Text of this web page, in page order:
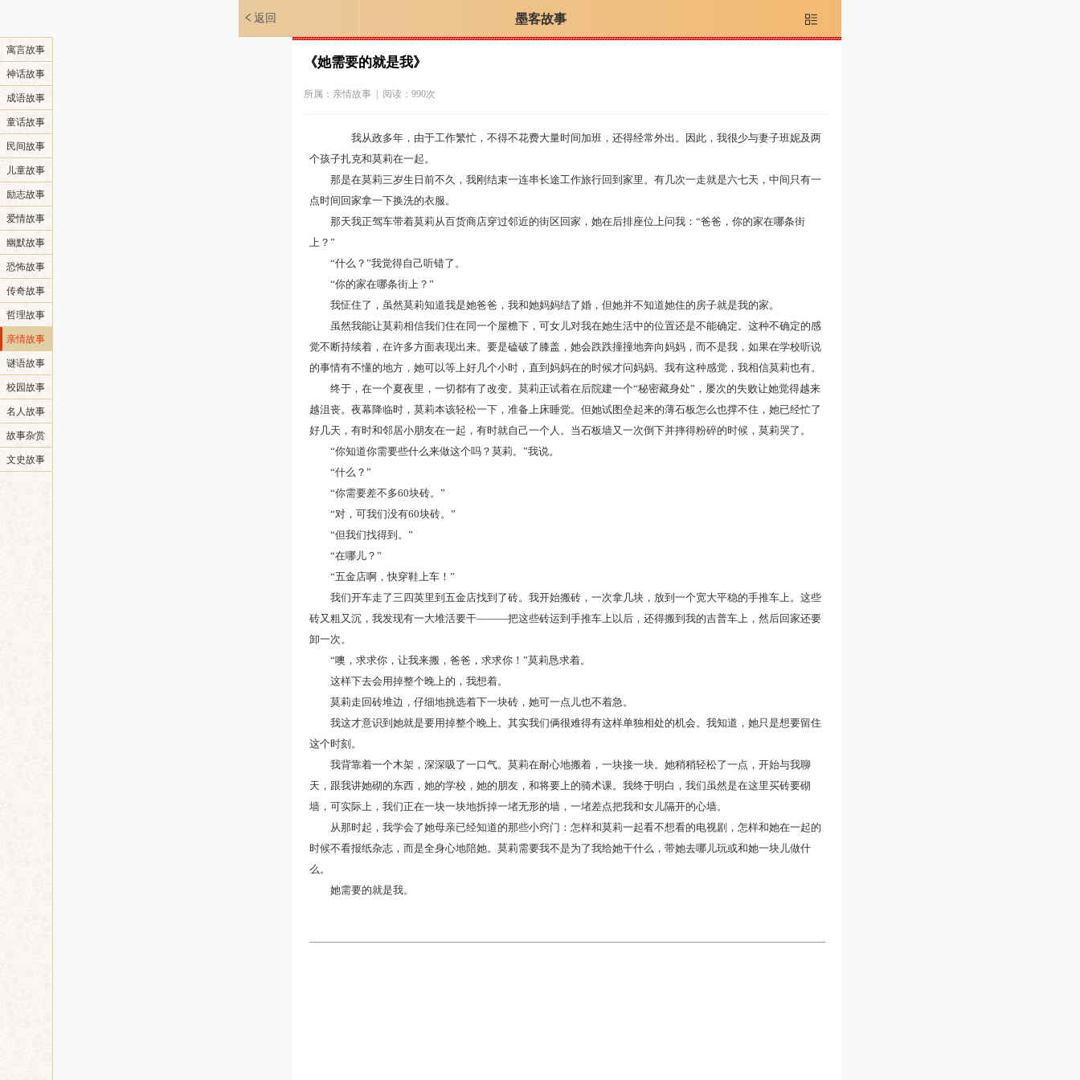
返回 墨客故事 
寓言故事
神话故事
成语故事
童话故事
民间故事
儿童故事
励志故事
爱情故事
幽默故事
恐怖故事
传奇故事
哲理故事
亲情故事
谜语故事
校园故事
名人故事
故事杂赏
文史故事
《她需要的就是我》
所属： 亲情故事| 阅读：990次
我从政多年，由于工作繁忙，不得不花费大量时间加班，还得经常外出。因此，我很少与妻子班妮及两
个孩子扎克和莫莉在一起。
那是在莫莉三岁生日前不久，我刚结束一连串长途工作旅行回到家里。有几次一走就是六七天，中间只有一
点时间回家拿一下换洗的衣服。
那天我正驾车带着莫莉从百货商店穿过邻近的街区回家，她在后排座位上问我：“爸爸，你的家在哪条街
上？”
“什么？”我觉得自己听错了。
“你的家在哪条街上？”
我怔住了，虽然莫莉知道我是她爸爸，我和她妈妈结了婚，但她并不知道她住的房子就是我的家。
虽然我能让莫莉相信我们住在同一个屋檐下，可女儿对我在她生活中的位置还是不能确定。这种不确定的感
觉不断持续着，在许多方面表现出来。要是磕破了膝盖，她会跌跌撞撞地奔向妈妈，而不是我，如果在学校听说
的事情有不懂的地方，她可以等上好几个小时，直到妈妈在的时候才问妈妈。我有这种感觉，我相信莫莉也有。
终于，在一个夏夜里，一切都有了改变。莫莉正试着在后院建一个“秘密藏身处”，屡次的失败让她觉得越来
越沮丧。夜幕降临时，莫莉本该轻松一下，准备上床睡觉。但她试图垒起来的薄石板怎么也撑不住，她已经忙了
好几天，有时和邻居小朋友在一起，有时就自己一个人。当石板墙又一次倒下并摔得粉碎的时候，莫莉哭了。
“你知道你需要些什么来做这个吗？莫莉。”我说。
“什么？”
“你需要差不多60块砖。”
“对，可我们没有60块砖。”
“但我们找得到。”
“在哪儿？”
“五金店啊，快穿鞋上车！”
我们开车走了三四英里到五金店找到了砖。我开始搬砖，一次拿几块，放到一个宽大平稳的手推车上。这些
砖又粗又沉，我发现有一大堆活要干———把这些砖运到手推车上以后，还得搬到我的吉普车上，然后回家还要
卸一次。
“噢，求求你，让我来搬，爸爸，求求你！”莫莉恳求着。
这样下去会用掉整个晚上的，我想着。
莫莉走回砖堆边，仔细地挑选着下一块砖，她可一点儿也不着急。
我这才意识到她就是要用掉整个晚上。其实我们俩很难得有这样单独相处的机会。我知道，她只是想要留住
这个时刻。
我背靠着一个木架，深深吸了一口气。莫莉在耐心地搬着，一块接一块。她稍稍轻松了一点，开始与我聊
天，跟我讲她砌的东西，她的学校，她的朋友，和将要上的骑术课。我终于明白，我们虽然是在这里买砖要砌
墙，可实际上，我们正在一块一块地拆掉一堵无形的墙，一堵差点把我和女儿隔开的心墙。
从那时起，我学会了她母亲已经知道的那些小窍门：怎样和莫莉一起看不想看的电视剧，怎样和她在一起的
时候不看报纸杂志，而是全身心地陪她。莫莉需要我不是为了我给她干什么，带她去哪儿玩或和她一块儿做什
么。
她需要的就是我。